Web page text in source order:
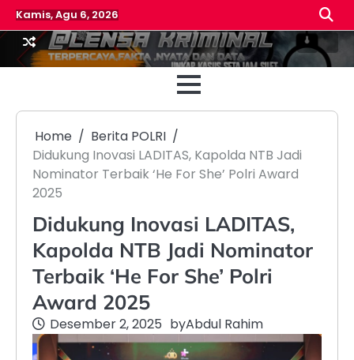
Skip
to
content
Kamis, Agu 6, 2026
Beranda
Home
Berita POLRI
Didukung Inovasi LADITAS, Kapolda NTB Jadi
Nominator Terbaik ‘He For She’ Polri Award
2025
Didukung Inovasi LADITAS,
Kapolda NTB Jadi Nominator
Terbaik ‘He For She’ Polri
Award 2025
Desember 2, 2025 byAbdul Rahim